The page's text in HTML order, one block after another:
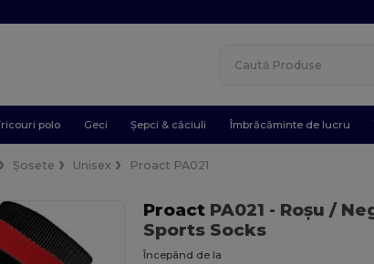
polo Geci Șepci & căciuli Îmbrăcăminte de lucru
Șosete Unisex Proact PA021
ProactPA021 - Roșu /
Sports Socks
Începând de la